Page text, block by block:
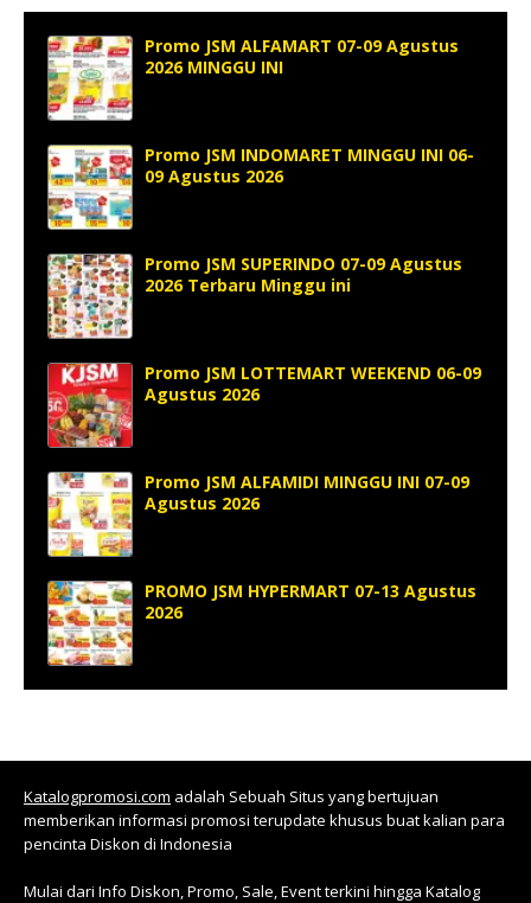
Promo JSM ALFAMART 07-09 Agustus
2026 MINGGU INI
Promo JSM INDOMARET MINGGU INI 06-
09 Agustus 2026
Promo JSM SUPERINDO 07-09 Agustus
2026 Terbaru Minggu ini
Promo JSM LOTTEMART WEEKEND 06-09
Agustus 2026
Promo JSM ALFAMIDI MINGGU INI 07-09
Agustus 2026
PROMO JSM HYPERMART 07-13 Agustus
2026
Katalogpromosi.com adalah Sebuah Situs yang bertujuan
memberikan informasi promosi terupdate khusus buat kalian para
pencinta Diskon di Indonesia
Mulai dari Info Diskon, Promo, Sale, Event terkini hingga Katalog